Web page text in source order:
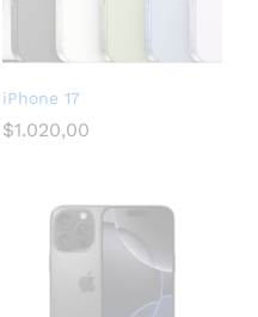
iPhone 17
$1.020,00